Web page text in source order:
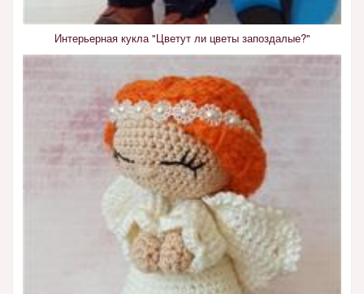
Интерьерная кукла "Цветут ли цветы запоздалые?"